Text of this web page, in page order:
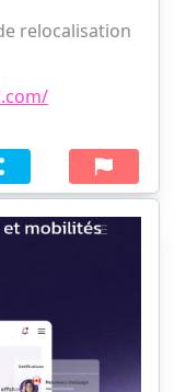
relocalisation